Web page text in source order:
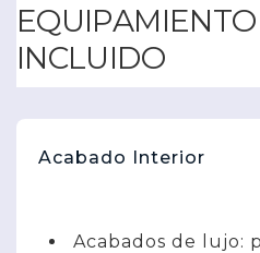
EQUIPAMIENTO
INCLUIDO
Acabado Interior
Acabados de lujo: